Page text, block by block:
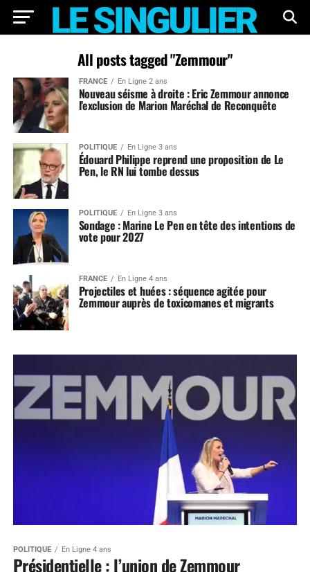
All posts tagged "Zemmour"
FRANCE En Ligne 2 ans
Nouveau séisme à droite : Eric Zemmour annonce
l’exclusion de Marion Maréchal de Reconquête
POLITIQUE En Ligne 3 ans
Édouard Philippe reprend une proposition de Le
Pen, le RN lui tombe dessus
POLITIQUE En Ligne 3 ans
Sondage : Marine Le Pen en tête des intentions de
vote pour 2027
FRANCE En Ligne 4 ans
Projectiles et huées : séquence agitée pour
Zemmour auprès de toxicomanes et migrants
POLITIQUE En Ligne 4 ans
Présidentielle : l’union de Zemmour